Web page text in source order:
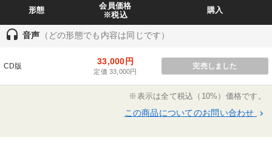
資方法によって、抜群の成績を上げ、ニューヨーク
のAIG グローバルインヴェスターズからのヘッドハ
ンティングを受け移籍。1989年独立。オオタケ・ウ
リザール＆コーポレーションをニューヨーク郊外に
設立、代表取締役に就任。実績が数字で残る投資の
世界にあって、欧米ファンドのグローバル株部門で
トップクォーター（成績上位4 分の1）の驚異的な
成績をあげる。徹底した現場主義を貫き、年間を通
形態
会員価格
※税込
購入
headset 音声 （どの形態でも内容は同じです）
CD版 33,000円
定価 33,000円
完売しました
※表示は全て税込（10%）価格です。
この商品についてのお問い合わせ keyboard_arrow_right